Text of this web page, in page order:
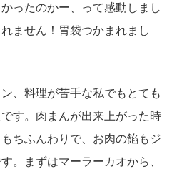
ったのかー、って感動しまし
ません！胃袋つかまれまし
、料理が苦手な私でもとても
す。肉まんが出来上がった時
ちふんわりで、お肉の餡もジ
。まずはマーラーカオから、